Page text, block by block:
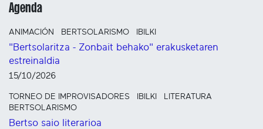
Agenda
ANIMACIÓN BERTSOLARISMO IBILKI
"Bertsolaritza - Zonbait behako" erakusketaren
estreinaldia
15/10/2026
TORNEO DE IMPROVISADORES IBILKI
LITERATURA
BERTSOLARISMO
Bertso saio literarioa